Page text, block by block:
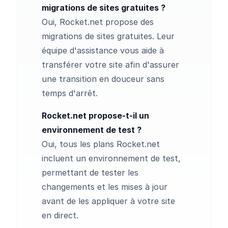
migrations de sites gratuites ?
Oui, Rocket.net propose des
migrations de sites gratuites. Leur
équipe d'assistance vous aide à
transférer votre site afin d'assurer
une transition en douceur sans
temps d'arrêt.
Rocket.net propose-t-il un
environnement de test ?
Oui, tous les plans Rocket.net
incluent un environnement de test,
permettant de tester les
changements et les mises à jour
avant de les appliquer à votre site
en direct.